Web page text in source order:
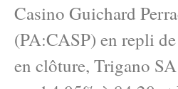
Casino Guichard
(PA:CASP) en repli
en clôture, Trigano